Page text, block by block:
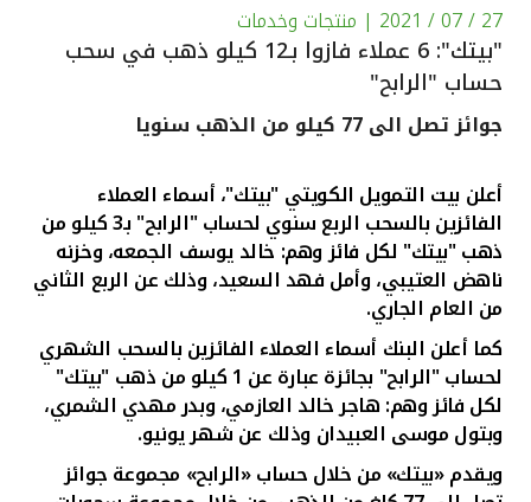
الاستثمار
القنوات المصرفية
أدوات وخدمات
خدمات ما بعد البيع
اتصل بنا
مواقع الفروع وأجهزة الصرف الآلي
ألمانيا
27 / 07 / 2021 | منتجات وخدمات
"بيتك": 6 عملاء فازوا بـ12 كيلو ذهب في سحب
حساب "الرابح"
جوائز تصل الى 77 كيلو من الذهب سنويا
أعلن بيت التمويل الكويتي "بيتك"، أسماء العملاء
الفائزين بالسحب الربع سنوي لحساب "الرابح" بـ3 كيلو من
ذهب "بيتك" لكل فائز وهم: خالد يوسف الجمعه، وخزنه
ناهض العتيبي، وأمل فهد السعيد، وذلك عن الربع الثاني
من العام الجاري.
كما أعلن البنك أسماء العملاء الفائزين بالسحب الشهري
لحساب "الرابح" بجائزة عبارة عن 1 كيلو من ذهب "بيتك"
لكل فائز وهم: هاجر خالد العازمي، وبدر مهدي الشمري،
وبتول موسى العبيدان وذلك عن شهر يونيو.
ويقدم «بيتك» من خلال حساب «الرابح» مجموعة جوائز